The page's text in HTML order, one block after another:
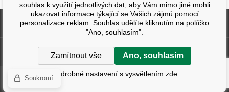
Fakturační údaje
Další informace
Tvorba a pronájem eshopů BINARGON.cz| Design:Smartim.cz
souhlas k využití jednotlivých dat, aby Vám mimo jiné mohli
ukazovat informace týkající se Vašich zájmů pomocí
personalizace reklam. Souhlas udělíte kliknutím na políčko
"Ano, souhlasím".
Zamítnout vše Ano, souhlasím
Podrobné nastavení s vysvětlením zde
Soukromí